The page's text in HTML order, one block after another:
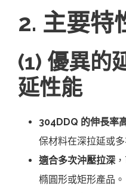
2. 主要特
(1) 優異的
延性能
304DDQ 的伸長率
保材料在深拉延或
適合多次沖壓拉深
橢圓形或矩形產品。